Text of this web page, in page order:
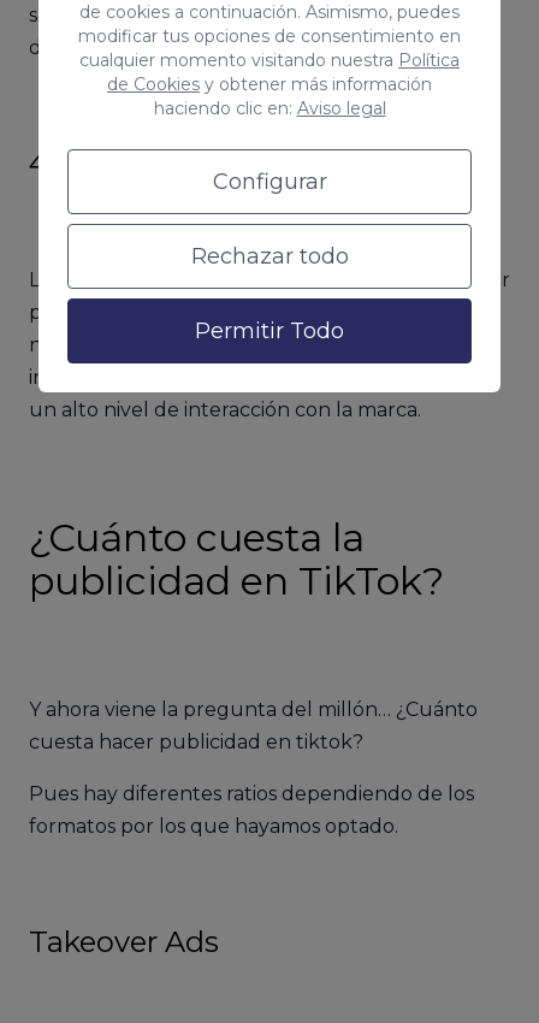
de cookies a continuación. Asimismo, puedes
modificar tus opciones de consentimiento en
cualquier momento visitando nuestra Política
de Cookies y obtener más información
haciendo clic en: Aviso legal
Configurar
Rechazar todo
Permitir Todo
son claves para obtener el éxito en una campaña
de marketing.
4. Branded Lenses
Las Branded Lenses es la mejor forma de conectar
productos con los videos de una manera muy
natural. Creando un filtro basado en la marca e
instando a tus usuarios a usarlo, podrás generar
un alto nivel de interacción con la marca.
¿Cuánto cuesta la
publicidad en TikTok?
Y ahora viene la pregunta del millón… ¿Cuánto
cuesta hacer publicidad en tiktok?
Pues hay diferentes ratios dependiendo de los
formatos por los que hayamos optado.
Takeover Ads